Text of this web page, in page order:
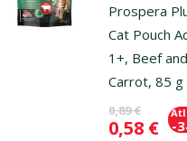
Prospera
Cat Pouch
1+, Beef
Carrot, 85 g
Oriģinālā
0,89 €
Cena
0,58 € -